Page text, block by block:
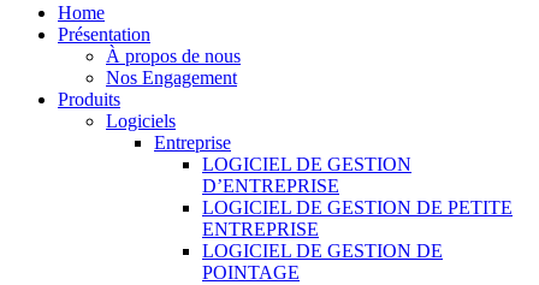
Home
Présentation
À propos de nous
Nos Engagement
Produits
Logiciels
Entreprise
LOGICIEL DE GESTION
D’ENTREPRISE
LOGICIEL DE GESTION DE PETITE
ENTREPRISE
LOGICIEL DE GESTION DE
POINTAGE